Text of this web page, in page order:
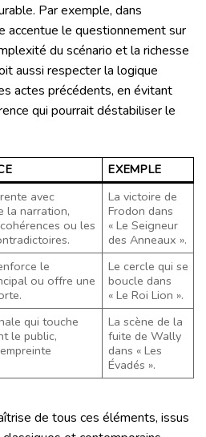
Par exemple, dans
accentue le questionnement sur
du scénario et la richesse
aussi respecter la logique
actes précédents, en évitant
qui pourrait déstabiliser le
EXEMPLE
avec
la narration,
ou les
La victoire de
Frodon dans
« Le Seigneur
des Anneaux ».
le
ou offre une
Le cercle qui se
boucle dans
« Le Roi Lion ».
qui touche
le public,
La scène de la
fuite de Wally
dans « Les
Évadés ».
de tous ces éléments, issus